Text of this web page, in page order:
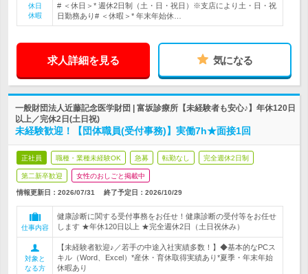
休日
休暇
# ＜休日＞* 週休2日制（土・日・祝日）※支店により土・日・祝
日勤務あり# ＜休暇＞* 年末年始休…
求人詳細を見る 気になる
一般財団法人近藤記念医学財団 | 富坂診療所【未経験者も安心♪】年休120日
以上／完休2日(土日祝)
未経験歓迎！【団体職員(受付事務)】実働7h★面接1回
正社員 職種・業種未経験OK 急募 転勤なし 完全週休2日制
第二新卒歓迎 女性のおしごと掲載中
情報更新日：2026/07/31 終了予定日： 2026/10/29
仕事内容
健康診断に関する受付事務をお任せ！健康診断の受付等をお任せ
します ★年休120日以上 ★完全週休2日（土日祝休み）
対象と
なる方
【未経験者歓迎♪／若手の中途入社実績多数！】◆基本的なPCス
キル（Word、Excel）*産休・育休取得実績あり*夏季・年末年始
休暇あり